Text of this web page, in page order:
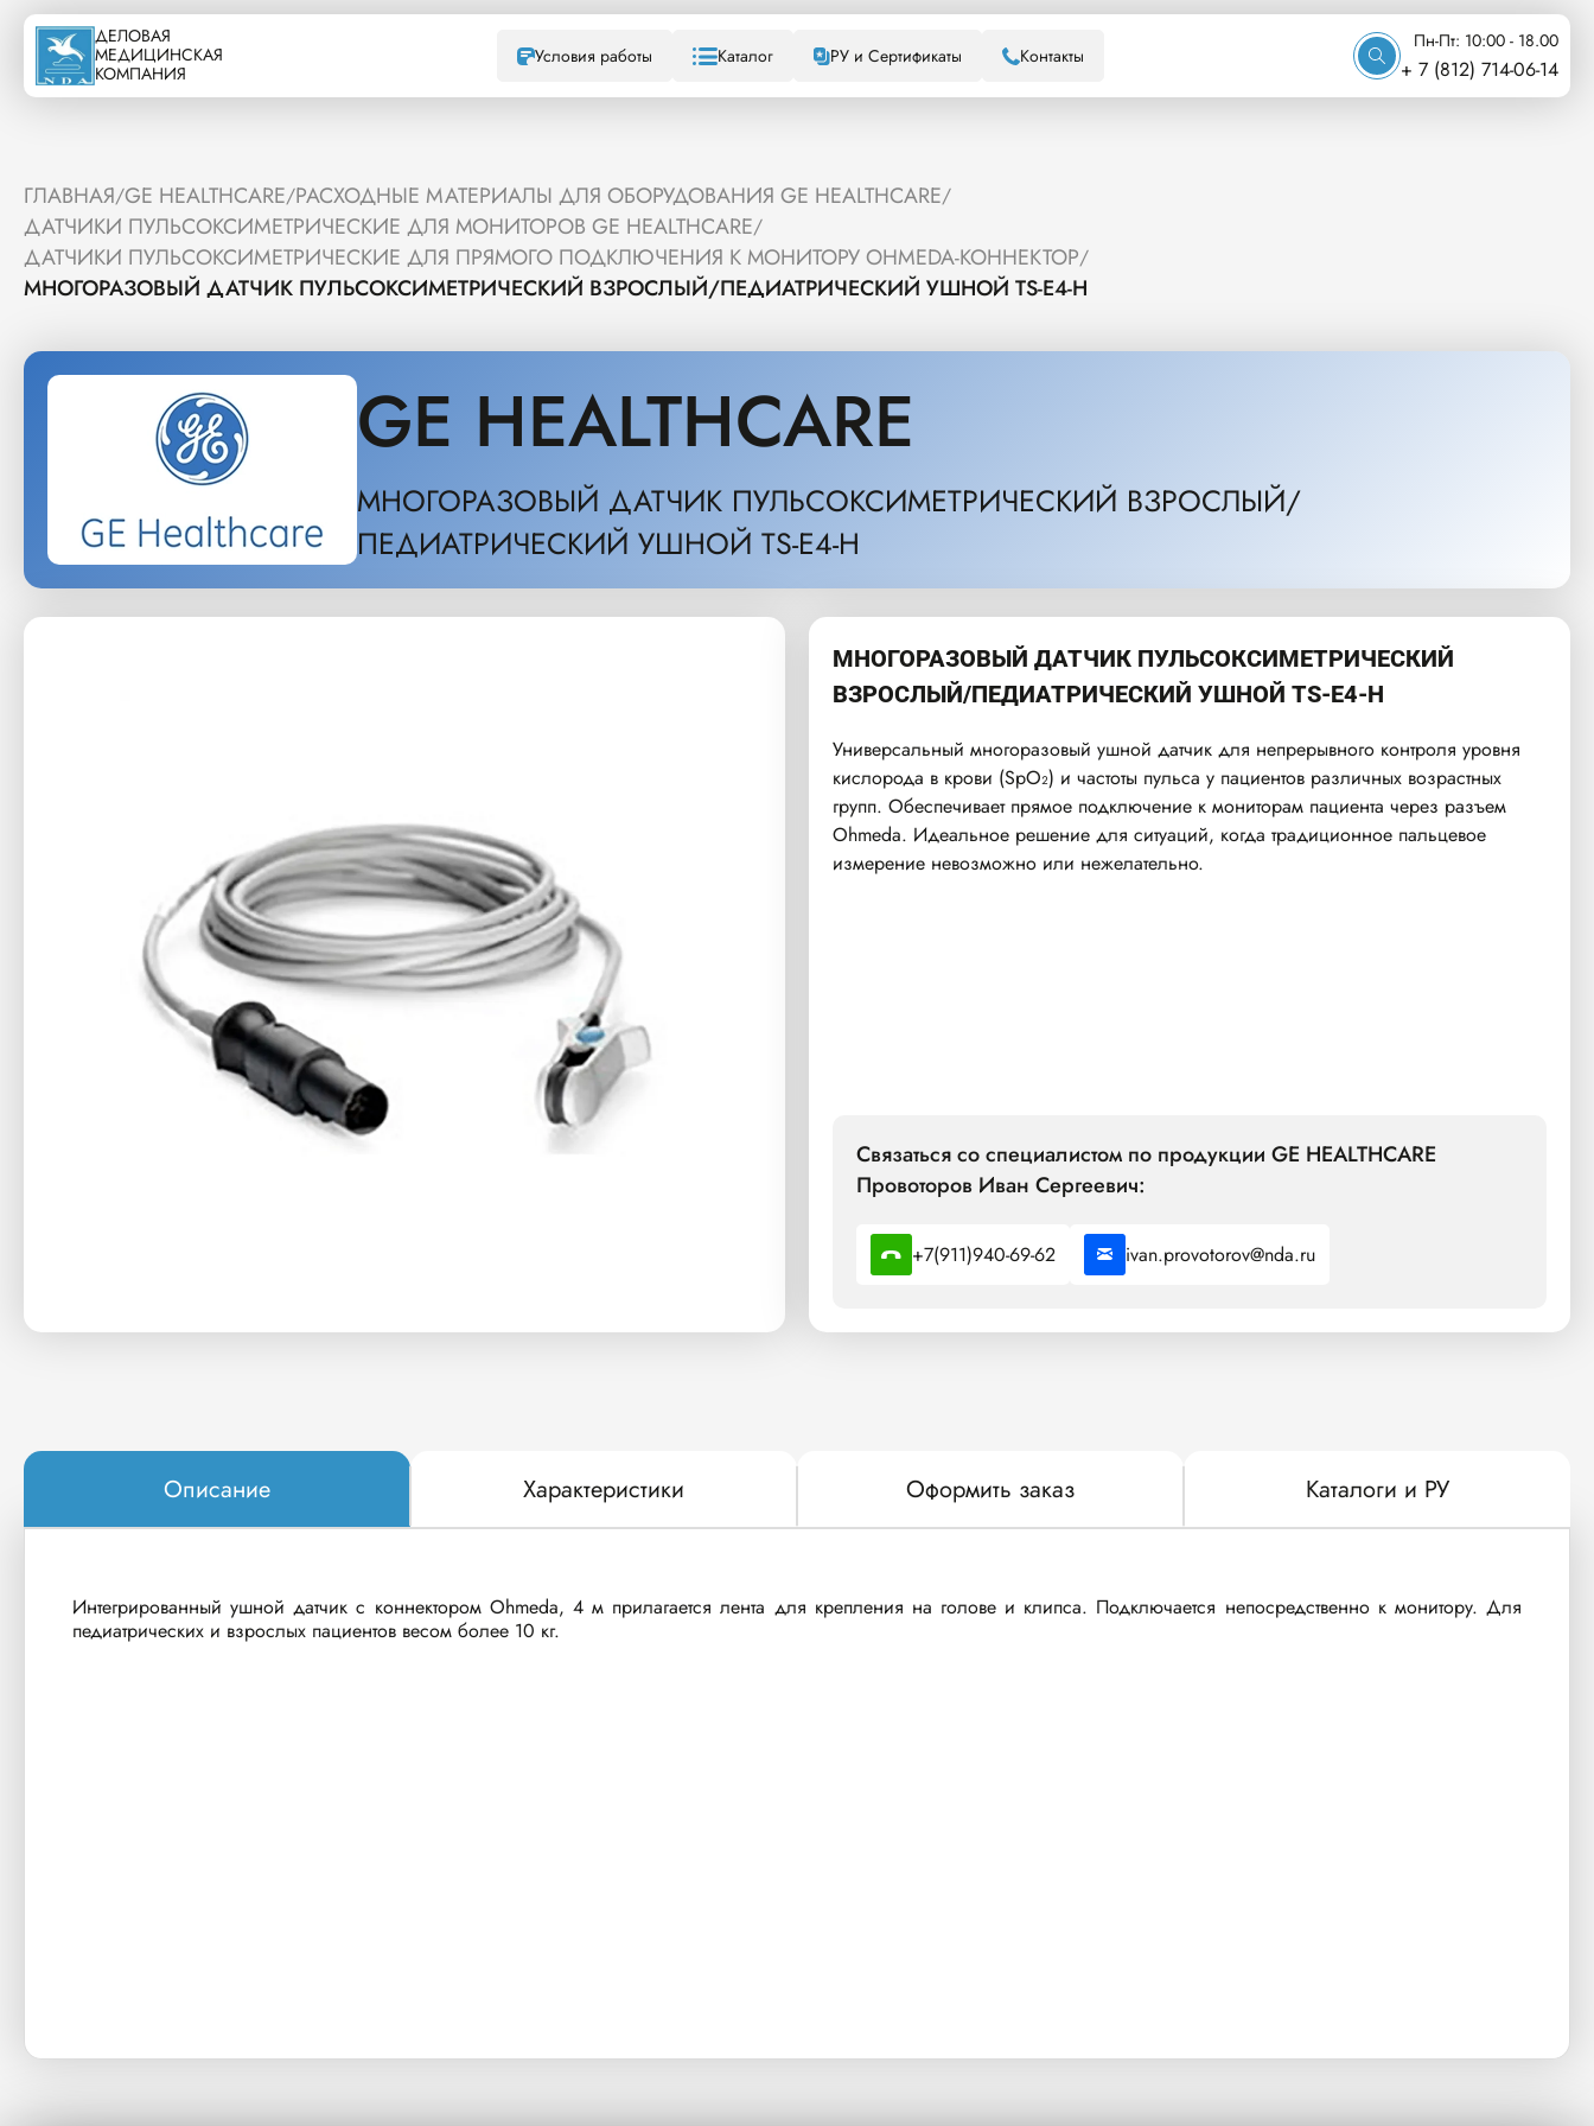
ДЕЛОВАЯ
МЕДИЦИНСКАЯ
КОМПАНИЯ
Условия работы Каталог РУ и Сертификаты Контакты
Пн-Пт: 10:00 - 18.00
+ 7 (812) 714-06-14
ГЛАВНАЯ/GE HEALTHCARE/РАСХОДНЫЕ МАТЕРИАЛЫ ДЛЯ ОБОРУДОВАНИЯ GE HEALTHCARE/
ДАТЧИКИ ПУЛЬСОКСИМЕТРИЧЕСКИЕ ДЛЯ МОНИТОРОВ GE HEALTHCARE/
ДАТЧИКИ ПУЛЬСОКСИМЕТРИЧЕСКИЕ ДЛЯ ПРЯМОГО ПОДКЛЮЧЕНИЯ К МОНИТОРУ OHMEDA-КОННЕКТОР/
МНОГОРАЗОВЫЙ ДАТЧИК ПУЛЬСОКСИМЕТРИЧЕСКИЙ ВЗРОСЛЫЙ/ПЕДИАТРИЧЕСКИЙ УШНОЙ TS-E4-H
GE HEALTHCARE
МНОГОРАЗОВЫЙ ДАТЧИК ПУЛЬСОКСИМЕТРИЧЕСКИЙ ВЗРОСЛЫЙ/
ПЕДИАТРИЧЕСКИЙ УШНОЙ TS-E4-H
МНОГОРАЗОВЫЙ ДАТЧИК ПУЛЬСОКСИМЕТРИЧЕСКИЙ
ВЗРОСЛЫЙ/ПЕДИАТРИЧЕСКИЙ УШНОЙ TS-E4-H
Универсальный многоразовый ушной датчик для непрерывного контроля уровня
кислорода в крови (SpO₂) и частоты пульса у пациентов различных возрастных
групп. Обеспечивает прямое подключение к мониторам пациента через разъем
Ohmeda. Идеальное решение для ситуаций, когда традиционное пальцевое
измерение невозможно или нежелательно.
Связаться со специалистом по продукции GE HEALTHCARE
Провоторов Иван Сергеевич:
+7(911)940-69-62 ivan.provotorov@nda.ru
Описание Характеристики Оформить заказ Каталоги и РУ
Интегрированный ушной датчик с коннектором Ohmeda, 4 м прилагается лента для крепления на голове и клипса. Подключается непосредственно к монитору. Для
педиатрических и взрослых пациентов весом более 10 кг.